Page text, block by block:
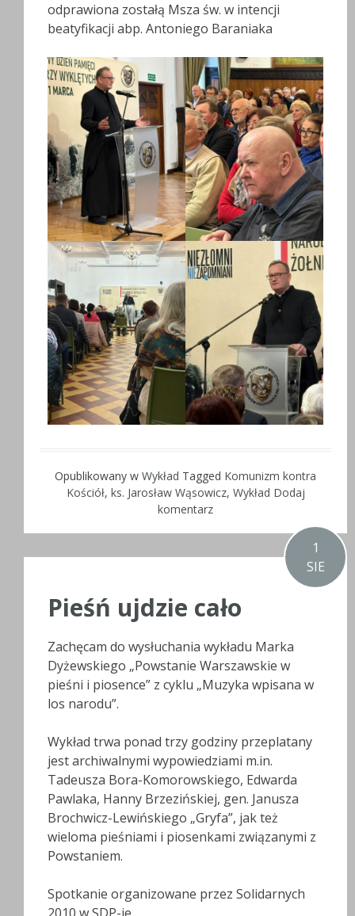
odprawiona zostałą Msza św. w intencji
beatyfikacji abp. Antoniego Baraniaka
Opublikowany w Wykład Tagged Komunizm kontra
Kościół, ks. Jarosław Wąsowicz, Wykład Dodaj
komentarz
1
SIE
Pieśń ujdzie cało
Zachęcam do wysłuchania wykładu Marka
Dyżewskiego „Powstanie Warszawskie w
pieśni i piosence” z cyklu „Muzyka wpisana w
los narodu”.
Wykład trwa ponad trzy godziny przeplatany
jest archiwalnymi wypowiedziami m.in.
Tadeusza Bora-Komorowskiego, Edwarda
Pawlaka, Hanny Brzezińskiej, gen. Janusza
Brochwicz-Lewińskiego „Gryfa”, jak też
wieloma pieśniami i piosenkami związanymi z
Powstaniem.
Spotkanie organizowane przez Solidarnych